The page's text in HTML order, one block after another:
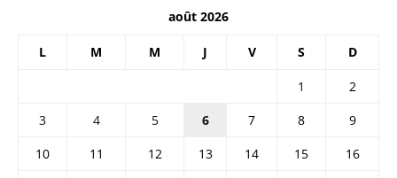
août 2026
L M M J V S D
1
2
3
4 5 6 7 8
9
10
11 12 13 14 15
16